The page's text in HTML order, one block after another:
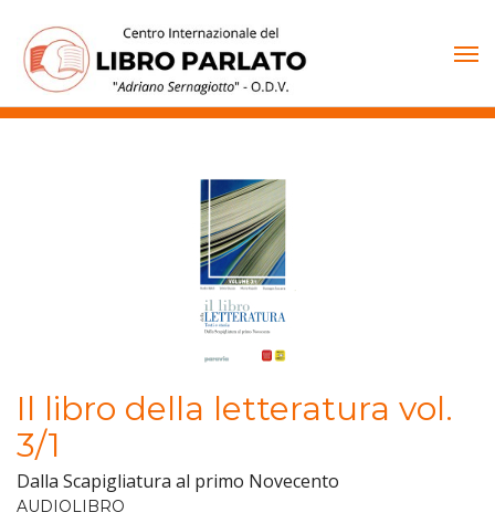
contenuto
Il libro della letteratura vol.
3/1
Dalla Scapigliatura al primo Novecento
AUDIOLIBRO